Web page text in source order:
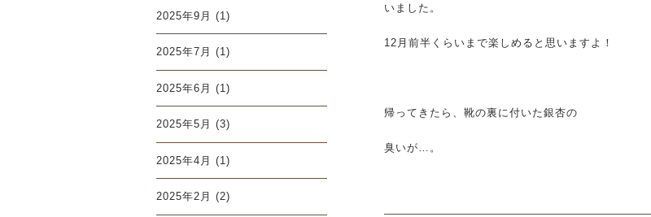
いました。
12月前半くらいまで楽しめると思いますよ！
帰ってきたら、靴の裏に付いた銀杏の
臭いが…。
2025年9月 (1)
2025年7月 (1)
2025年6月 (1)
2025年5月 (3)
2025年4月 (1)
2025年2月 (2)